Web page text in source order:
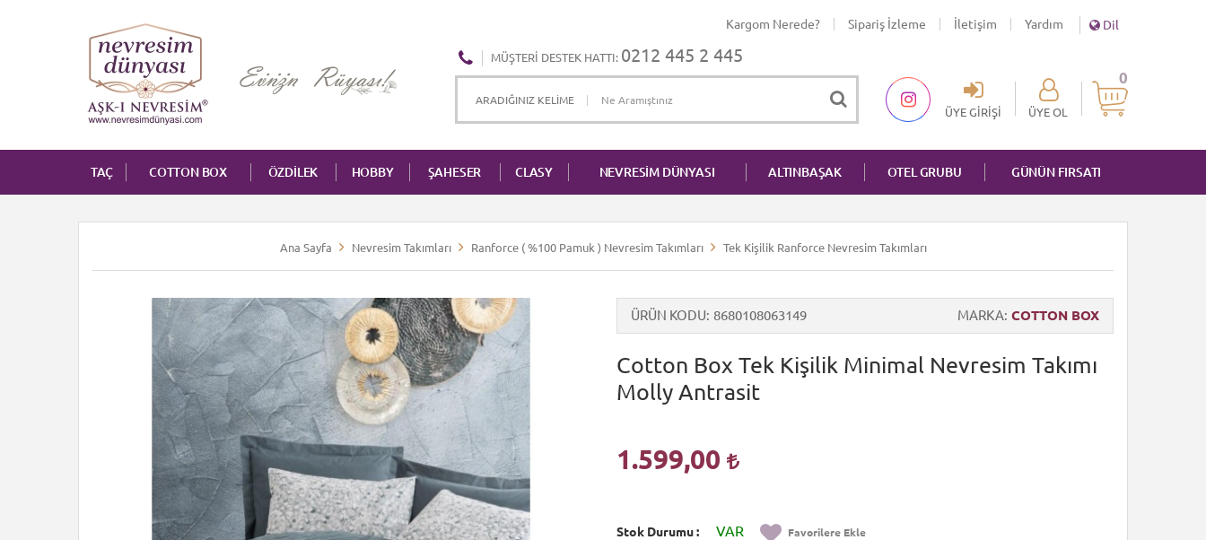
Kargom Nerede? Sipariş İzleme İletişim Yardım Dil
0
ÜYE GIRIŞI ÜYE OL
MÜŞTERI DESTEK HATTI: 0212 445 2 445
TAÇ COTTON BOX ÖZDİLEK HOBBY ŞAHESER CLASY NEVRESİM DÜNYASI ALTINBAŞAK OTEL GRUBU GÜNÜN FIRSATI
Ana Sayfa Nevresim Takımları Ranforce ( %100 Pamuk ) Nevresim Takımları Tek Kişilik Ranforce Nevresim Takımları
ÜRÜN KODU 8680108063149 MARKA COTTON BOX
Cotton Box Tek Kişilik Minimal Nevresim Takımı
Molly Antrasit
1.599,00
Stok Durumu VAR Favorilere Ekle